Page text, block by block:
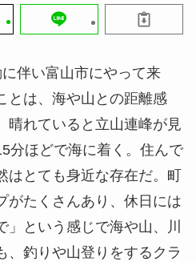
伴い富山市にやって来
とは、海や山との距離感
晴れていると立山連峰が見
分ほどで海に着く。住んで
とても身近な存在だ。町
がたくさんあり、休日には
という感じで海や山、川
、釣りや山登りをするクラ